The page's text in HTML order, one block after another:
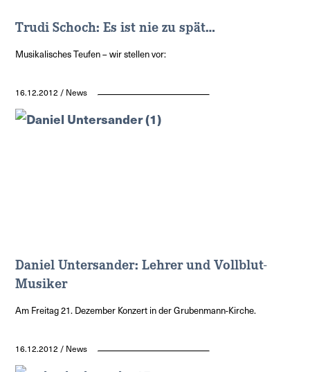
Trudi Schoch: Es ist nie zu spät…
Musikalisches Teufen – wir stellen vor:
16.12.2012 / News
Daniel Untersander: Lehrer und Vollblut-
Musiker
Am Freitag 21. Dezember Konzert in der Grubenmann-Kirche.
16.12.2012 / News